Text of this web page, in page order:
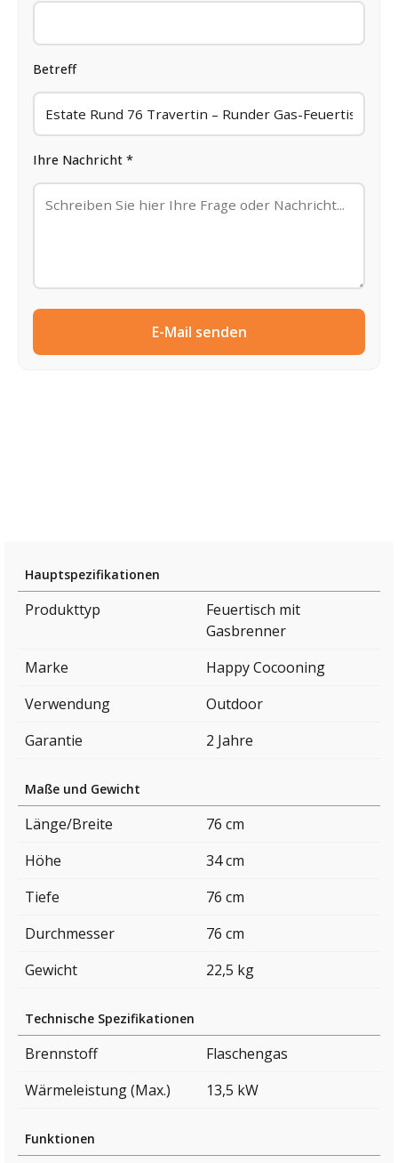
Betreff
Ihre Nachricht *
E-Mail senden
Hauptspezifikationen
Produkttyp
Feuertisch mit
Gasbrenner
Marke
Happy Cocooning
Verwendung
Outdoor
Garantie
2 Jahre
Maße und Gewicht
Länge/Breite
76 cm
Höhe
34 cm
Tiefe
76 cm
Durchmesser
76 cm
Gewicht
22,5 kg
Technische Spezifikationen
Brennstoff
Flaschengas
Wärmeleistung (Max.)
13,5 kW
Funktionen